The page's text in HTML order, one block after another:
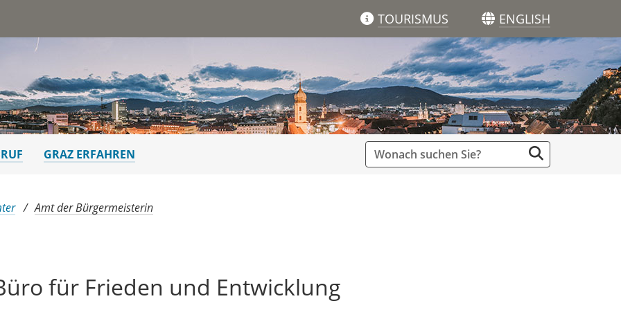
TOURISMUS ENGLISH
GRAZ ERFAHREN
Amt der Bürgermeisterin
für Frieden und Entwicklung